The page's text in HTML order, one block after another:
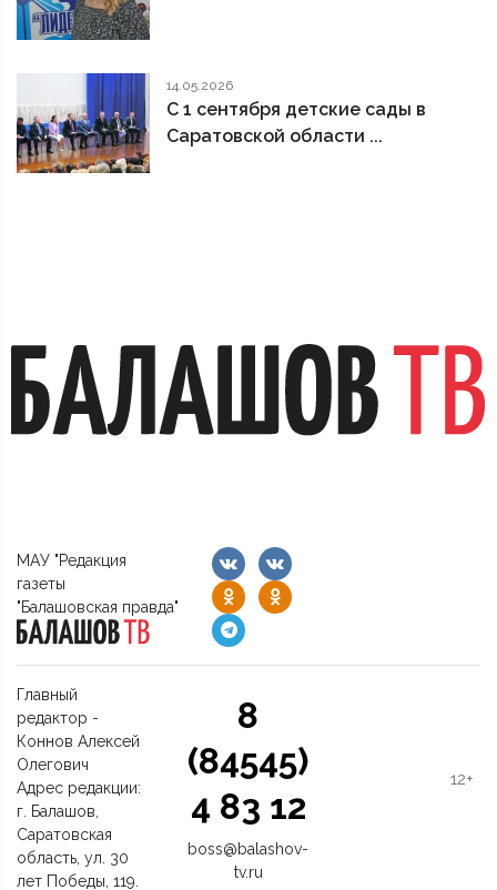
14.05.2026
С 1 сентября детские сады в
Саратовской области ...
МАУ "Редакция
газеты
"Балашовская правда"
Главный
редактор -
Коннов Алексей
Олегович
Адрес редакции:
г. Балашов,
Саратовская
область, ул. 30
лет Победы, 119.
8
(84545)
4 83 12
boss@balashov-
tv.ru
12+